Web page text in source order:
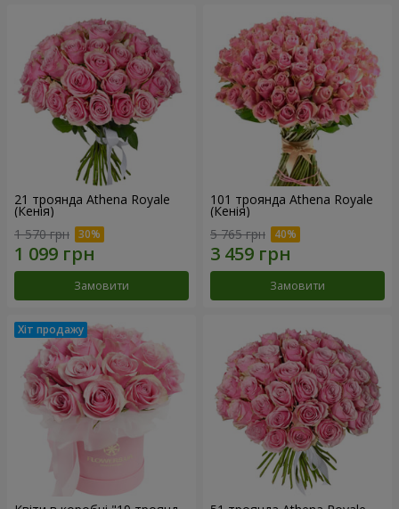
21 троянда Athena Royale
(Кенія)
1 570 грн
Замовити
101 троянда Athena Royale
(Кенія)
5 765 грн
Замовити